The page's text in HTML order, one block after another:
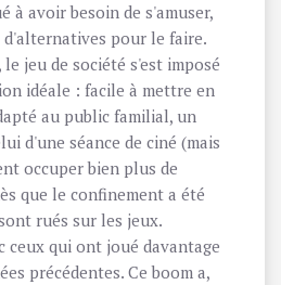
à avoir besoin de s'amuser,
pour le faire.
jeu de société s'est imposé
idéale : facile à mettre en
au public familial, un
d'une séance de ciné (mais
occuper bien plus de
que le confinement a été
rués sur les jeux.
ceux qui ont joué davantage
précédentes. Ce boom a,